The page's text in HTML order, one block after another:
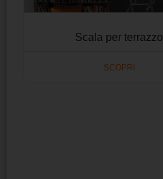
Scala per terrazzo
SCOPRI